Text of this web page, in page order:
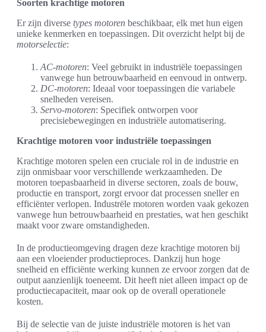
Soorten krachtige motoren
Er zijn diverse types motoren beschikbaar, elk met hun eigen
unieke kenmerken en toepassingen. Dit overzicht helpt bij de
motorselectie:
AC-motoren: Veel gebruikt in industriële toepassingen
vanwege hun betrouwbaarheid en eenvoud in ontwerp.
DC-motoren: Ideaal voor toepassingen die variabele
snelheden vereisen.
Servo-motoren: Specifiek ontworpen voor
precisiebewegingen en industriële automatisering.
Krachtige motoren voor industriële toepassingen
Krachtige motoren spelen een cruciale rol in de industrie en
zijn onmisbaar voor verschillende werkzaamheden. De
motoren toepasbaarheid in diverse sectoren, zoals de bouw,
productie en transport, zorgt ervoor dat processen sneller en
efficiënter verlopen. Industrële motoren worden vaak gekozen
vanwege hun betrouwbaarheid en prestaties, wat hen geschikt
maakt voor zware omstandigheden.
In de productieomgeving dragen deze krachtige motoren bij
aan een vloeiender productieproces. Dankzij hun hoge
snelheid en efficiënte werking kunnen ze ervoor zorgen dat de
output aanzienlijk toeneemt. Dit heeft niet alleen impact op de
productiecapaciteit, maar ook op de overall operationele
kosten.
Bij de selectie van de juiste industriële motoren is het van